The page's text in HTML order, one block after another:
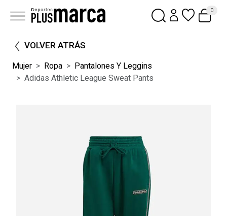
0
VOLVER ATRÁS
Mujer Ropa
Pantalones Y Leggins
Adidas Athletic League Sweat Pants